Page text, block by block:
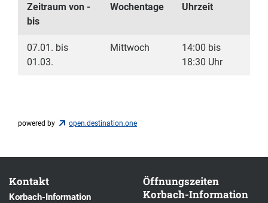
Zeitraum von -
bis
Wochentage Uhrzeit
07.01. bis
01.03.
Mittwoch
14:00 bis
18:30 Uhr
powered by open.destination.one
Kontakt
Korbach-Information
Öffnungszeiten
Korbach-Information